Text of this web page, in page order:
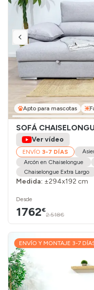
Apto para mascotas
SOFÁ
Ver vídeo
ENVÍO 3-7 DÍAS
Arcón en Chaiselongue
Chaiselongue Extra Largo
Medida: ±294x192 cm
Desde
1762€
2.518€
ENVÍO Y MONTAJE 3-7